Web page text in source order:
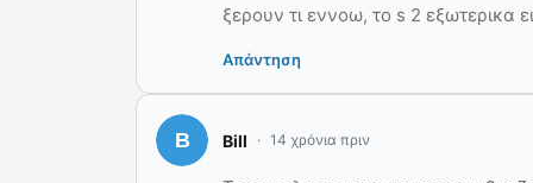
ξερουν τι εννοω, το s 2 εξωτερικα
Απάντηση
Bill 14 χρόνια πριν